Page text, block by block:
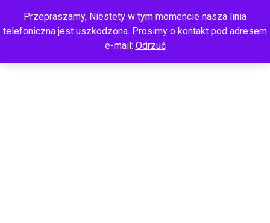
Przepraszamy, Niestety w tym momencie nasza linia
telefoniczna jest uszkodzona. Prosimy o kontakt pod adresem
e-mail: Odrzuć